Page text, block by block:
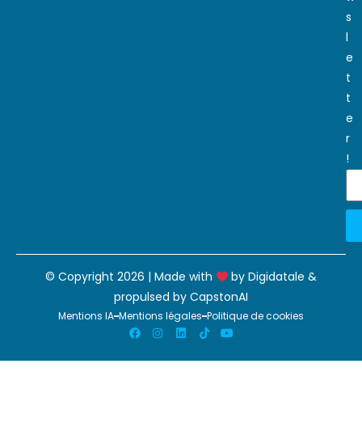
s
l
e
t
t
e
r
!
© Copyright 2026 | Made with byDigidatale &
propulsed by CapstonAI
Mentions IA Mentions légales Politique de cookies